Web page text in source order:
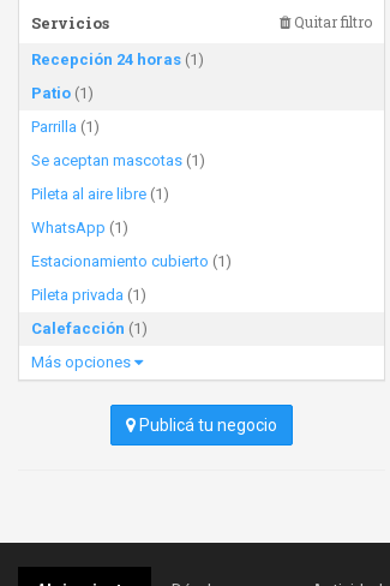
Servicios Quitar filtro
Recepción 24 horas (1)
Patio (1)
Parrilla (1)
Se aceptan mascotas (1)
Pileta al aire libre (1)
WhatsApp (1)
Estacionamiento cubierto (1)
Pileta privada (1)
Calefacción (1)
Más opciones
Publicá tu negocio